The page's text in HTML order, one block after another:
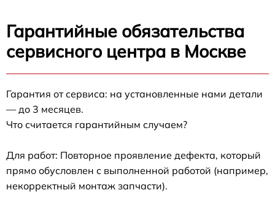
Гарантийные обязательства
сервисного центра в Москве
Гарантия от сервиса: на установленные нами детали
— до 3 месяцев.
Что считается гарантийным случаем?
Для работ: Повторное проявление дефекта, который
прямо обусловлен с выполненной работой (например,
некорректный монтаж запчасти).